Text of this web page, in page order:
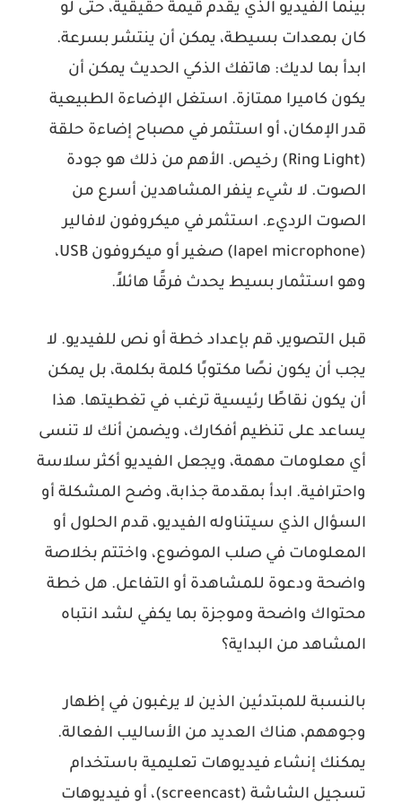
بينما الفيديو الذي يقدم قيمة حقيقية، حتى لو
كان بمعدات بسيطة، يمكن أن ينتشر بسرعة.
ابدأ بما لديك: هاتفك الذكي الحديث يمكن أن
يكون كاميرا ممتازة. استغل الإضاءة الطبيعية
قدر الإمكان، أو استثمر في مصباح إضاءة حلقة
(Ring Light) رخيص. الأهم من ذلك هو جودة
الصوت. لا شيء ينفر المشاهدين أسرع من
الصوت الرديء. استثمر في ميكروفون لافالير
(lapel microphone) صغير أو ميكروفون USB،
وهو استثمار بسيط يحدث فرقًا هائلاً.
قبل التصوير، قم بإعداد خطة أو نص للفيديو. لا
يجب أن يكون نصًا مكتوبًا كلمة بكلمة، بل يمكن
أن يكون نقاطًا رئيسية ترغب في تغطيتها. هذا
يساعد على تنظيم أفكارك، ويضمن أنك لا تنسى
أي معلومات مهمة، ويجعل الفيديو أكثر سلاسة
واحترافية. ابدأ بمقدمة جذابة، وضح المشكلة أو
السؤال الذي سيتناوله الفيديو، قدم الحلول أو
المعلومات في صلب الموضوع، واختتم بخلاصة
واضحة ودعوة للمشاهدة أو التفاعل. هل خطة
محتواك واضحة وموجزة بما يكفي لشد انتباه
المشاهد من البداية؟
بالنسبة للمبتدئين الذين لا يرغبون في إظهار
وجوههم، هناك العديد من الأساليب الفعالة.
يمكنك إنشاء فيديوهات تعليمية باستخدام
تسجيل الشاشة (screencast)، أو فيديوهات